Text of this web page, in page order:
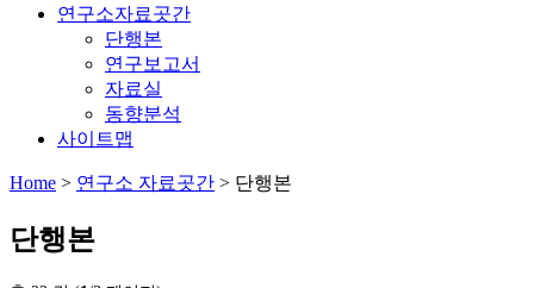
연구소자료곳간
단행본
연구보고서
자료실
동향분석
사이트맵
Home > 연구소 자료곳간 > 단행본
단행본